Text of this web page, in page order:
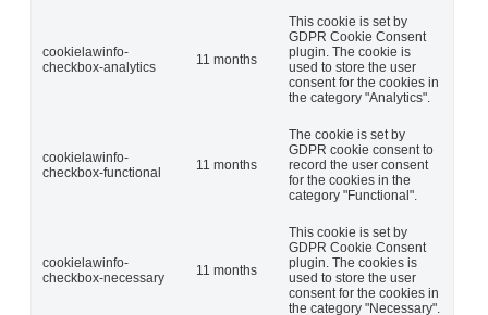
cookielawinfo-
checkbox-analytics
11 months
This cookie is set by
GDPR Cookie Consent
plugin. The cookie is
used to store the user
consent for the cookies in
the category "Analytics".
cookielawinfo-
checkbox-functional
11 months
The cookie is set by
GDPR cookie consent to
record the user consent
for the cookies in the
category "Functional".
cookielawinfo-
checkbox-necessary
11 months
This cookie is set by
GDPR Cookie Consent
plugin. The cookies is
used to store the user
consent for the cookies in
the category "Necessary".